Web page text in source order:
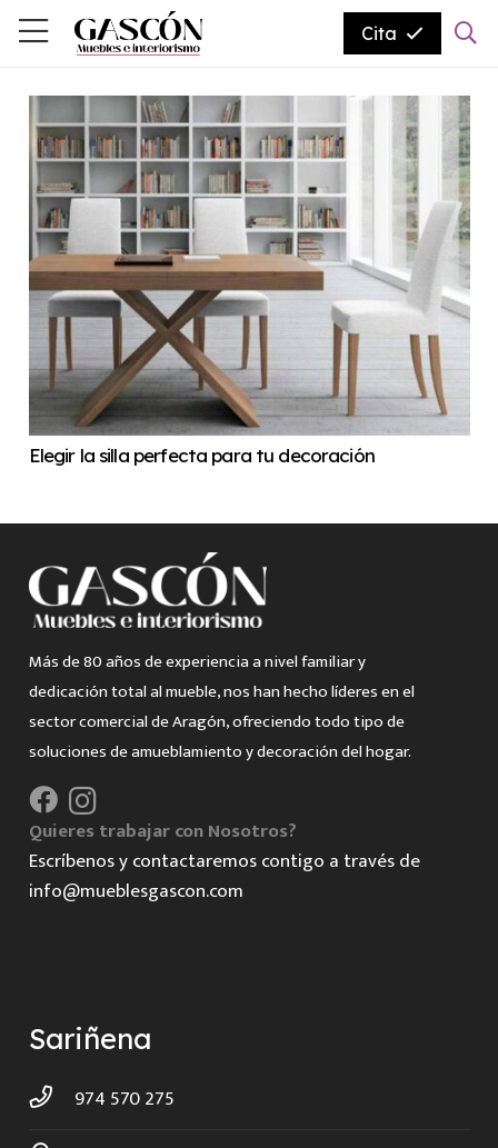
Cita
Elegir la silla perfecta para tu decoración
Más de 80 años de experiencia a nivel familiar y
dedicación total al mueble, nos han hecho líderes en el
sector comercial de Aragón, ofreciendo todo tipo de
soluciones de amueblamiento y decoración del hogar.
Quieres trabajar con Nosotros?
Escríbenos y contactaremos contigo a través de
info@mueblesgascon.com
Sariñena
974 570 275